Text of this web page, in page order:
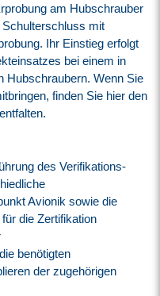
am Hubschrauber
mit
Ihr Einstieg erfolgt
bei einem in
Hubschraubern. Wenn Sie
finden Sie hier den
des Verifikations-
Avionik sowie die
die Zertifikation
benötigten
der zugehörigen